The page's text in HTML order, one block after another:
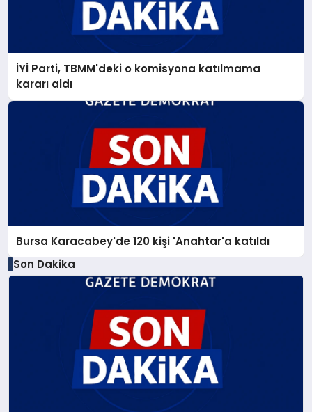
İYİ Parti, TBMM'deki o komisyona katılmama
kararı aldı
Bursa Karacabey'de 120 kişi 'Anahtar'a katıldı
Son Dakika